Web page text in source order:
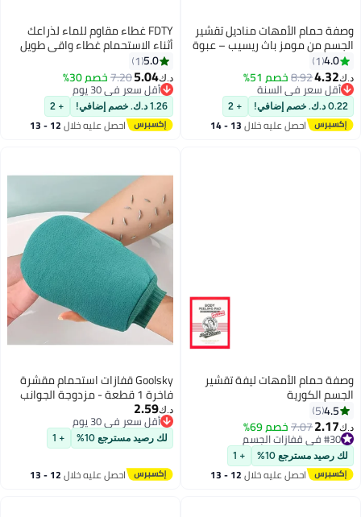
مناديل تقشير
ريسيب – عبوة
قوية
الطحالب
تقشير مكثفة
والمتقشرة
+ 2
خلال 13 - 14
FDTY غطاء مقاوم للماء لذراعك
أثناء الاستحمام غطاء واقي طويل
للبالغين مريح وناعم ومانع لتسرب
الماء للحفاظ على جفاف الجروح
ضمادة للاستحمام لليد المكسورة أو
المعصم أو الإصبع أو الكوع لا تترك
علامات على الجلد وقابلة لإعادة
الاستخدام
د.ك‏5.04 خصم 30%
أقل سعر في 30 يوم1.26 د.ك. خصم إضافي! + 2
احصل عليه خلال 12 - 13
ليفة تقشير
+ 1
خلال 12 - 13
Goolsky قفازات استحمام مقشرة
فاخرة 1 قطعة - مزدوجة الجوانب
لتنظيف عميق وتدليك - ليفة جسم
فائقة النعومة لتجديد البشرة يومياً
- ملحقات استحمام مثالية
أقل سعر في 30 يوم
أقل سعر في 30 يوم
لك رصيد مسترجع 10% + 1
احصل عليه خلال 12 - 13